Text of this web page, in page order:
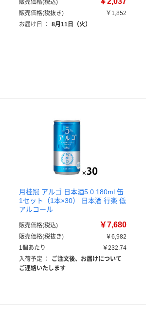
販売価格(税込)
販売価格(税抜き)
￥1,852
お届け日
： 8月11日（火）
月桂冠 アルゴ 日本酒5.0 180ml 缶
1セット（1本×30） 日本酒 行楽 低
アルコール
販売価格(税込) ￥7,680
販売価格(税抜き)
￥6,982
1個あたり
￥232.74
入荷予定 ：
ご注文後、お届けについて
ご連絡いたします